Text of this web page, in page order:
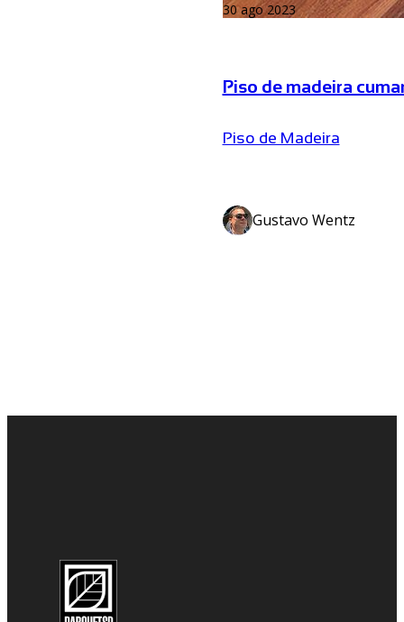
30 ago 2023
Piso de madeira
Piso de Madeira
Gustavo Wentz